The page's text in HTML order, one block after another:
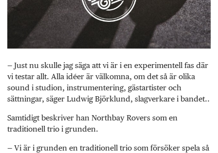
— Just nu skulle jag säga att vi är i en experimentell fas där
vi testar allt. Alla idéer är välkomna, om det så är olika
sound i studion, instrumentering, gästartister och
sättningar, säger Ludwig Björklund, slagverkare i bandet..
Samtidigt beskriver han Northbay Rovers som en
traditionell trio i grunden.
— Vi är i grunden en traditionell trio som försöker spela så